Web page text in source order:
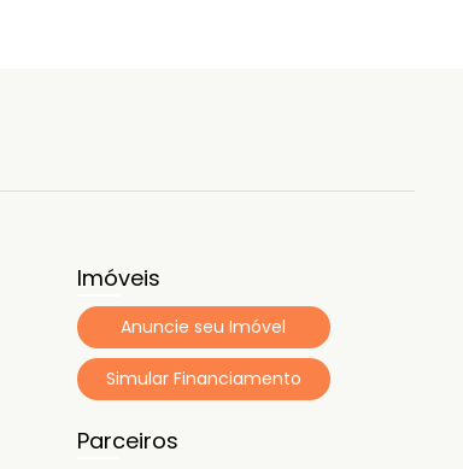
Imóveis
Anuncie seu Imóvel
Simular Financiamento
Parceiros